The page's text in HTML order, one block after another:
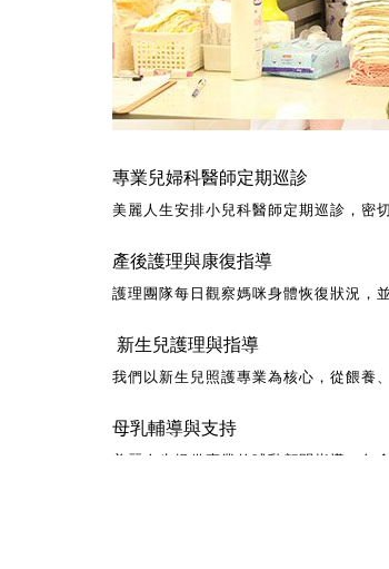
專業兒婦科醫師定期巡診
美麗人生安排小兒科醫師定期巡診，密
產後護理與康復指導
護理團隊每日觀察媽咪身體恢復狀況，
新生兒護理與指導
我們以新生兒照護專業為核心，從餵養
母乳輔導與支持
美麗人生提供專業的哺乳顧問指導，包